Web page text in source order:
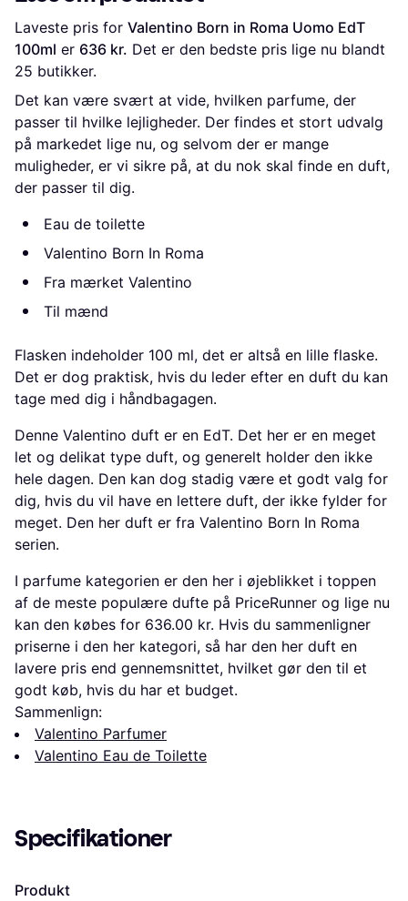
Laveste pris for Valentino Born in Roma Uomo EdT
100ml er 636 kr.
25 butikker.
Det kan være svært at vide, hvilken parfume, der
passer til hvilke lejligheder. Der findes et stort udvalg
på markedet lige nu, og selvom der er mange
muligheder, er vi sikre på, at du nok skal finde en duft,
der passer til dig.
Eau de toilette
Valentino Born In Roma
Fra mærket Valentino
Til mænd
Flasken indeholder 100 ml, det er altså en lille flaske.
Det er dog praktisk, hvis du leder efter en duft du kan
tage med dig i håndbagagen.
Denne Valentino duft er en EdT. Det her er en meget
let og delikat type duft, og generelt holder den ikke
hele dagen. Den kan dog stadig være et godt valg for
dig, hvis du vil have en lettere duft, der ikke fylder for
meget. Den her duft er fra Valentino Born In Roma
serien.
I parfume kategorien er den her i øjeblikket i toppen
af de meste populære dufte på PriceRunner og lige nu
kan den købes for 636.00 kr. Hvis du sammenligner
priserne i den her kategori, så har den her duft en
lavere pris end gennemsnittet, hvilket gør den til et
godt køb, hvis du har et budget.
Sammenlign:
Valentino Parfumer
Valentino Eau de Toilette
Specifikationer
Produkt